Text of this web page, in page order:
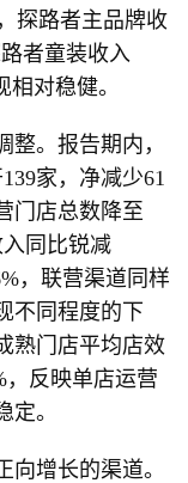
探路者主品牌收
者童装收入
对稳健。
。报告期内，
家，净减少61
门店总数降至
同比锐减
，联营渠道同样
不同程度的下
熟门店平均店效
，反映单店运营
。
增长的渠道。